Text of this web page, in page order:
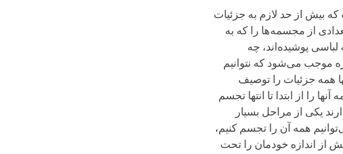
که بیش از حد لازم به جزئیات
از مجسمه‌ها را که به
پوشیده‌اند، چه
موجب می‌شود که نتوانیم
همه جزئیات را توصیف
را از ابتدا تا انتها تجسم
یکی از مراحل بسیار
همه آن را تجسم کنیم،
از اندازه خودمان را تحت